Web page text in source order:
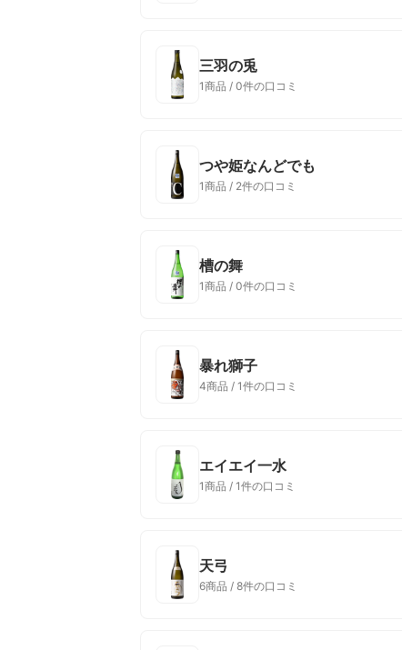
三羽の兎
1商品 / 0件の口コミ
つや姫なんどでも
1商品 / 2件の口コミ
槽の舞
1商品 / 0件の口コミ
暴れ獅子
4商品 / 1件の口コミ
エイエイ一水
1商品 / 1件の口コミ
天弓
6商品 / 8件の口コミ